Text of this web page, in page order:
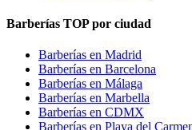
Barberías TOP por ciudad
Barberías en Madrid
Barberías en Barcelona
Barberías en Málaga
Barberías en Marbella
Barberías en CDMX
Barberías en Playa del